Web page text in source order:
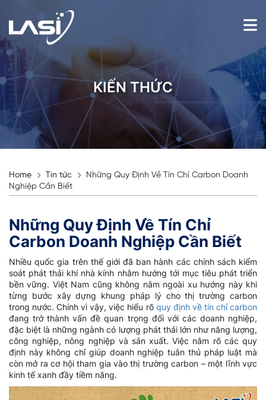
KIẾN THỨC
Home Tin tức
Những Quy Định Về Tín Chỉ Carbon Doanh
Nghiệp Cần Biết
Những Quy Định Về Tín Chỉ
Carbon Doanh Nghiệp Cần Biết
Nhiều quốc gia trên thế giới đã ban hành các chính sách kiểm
soát phát thải khí nhà kính nhằm hướng tới mục tiêu phát triển
bền vững. Việt Nam cũng không nằm ngoài xu hướng này khi
từng bước xây dựng khung pháp lý cho thị trường carbon
trong nước. Chính vì vậy, việc hiểu rõ quy định về tín chỉ carbon
đang trở thành vấn đề quan trọng đối với các doanh nghiệp,
đặc biệt là những ngành có lượng phát thải lớn như năng lượng,
công nghiệp, nông nghiệp và sản xuất. Việc nắm rõ các quy
định này không chỉ giúp doanh nghiệp tuân thủ pháp luật mà
còn mở ra cơ hội tham gia vào thị trường carbon – một lĩnh vực
kinh tế xanh đầy tiềm năng.